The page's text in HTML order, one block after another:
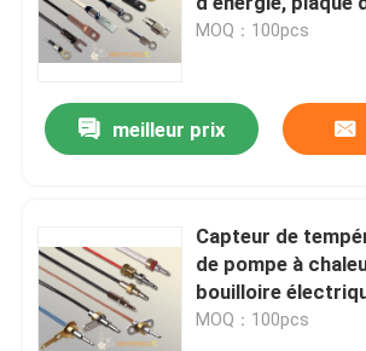
série extérieure
MOQ：100pcs
meilleur prix
Capteur de
de pompe à
bouilloire
bidet, machine de
MOQ：100pcs